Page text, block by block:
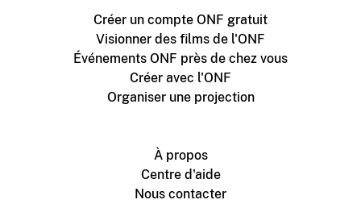
Créer un compte ONF gratuit
Visionner des films de l'ONF
Événements ONF près de chez vous
Créer avec l'ONF
Organiser une projection
À propos
Centre d'aide
Nous contacter